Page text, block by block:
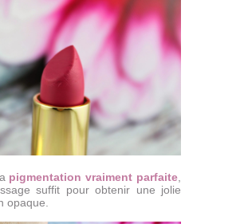
pigmentation vraiment parfaite
suffit pour obtenir une jolie
opaque.